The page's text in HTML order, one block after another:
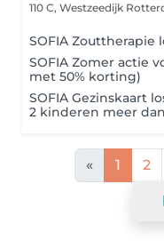
110 C, Westzeedijk
SOFIA Zouttherapie
SOFIA Zomer actie
met 50% korting)
SOFIA Gezinskaart
2 kinderen meer dan
« 1 2